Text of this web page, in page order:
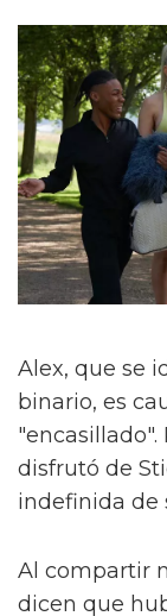
Alex, que se
binario, es
"encasillado".
disfrutó de
indefinida de
Al compartir
dicen que